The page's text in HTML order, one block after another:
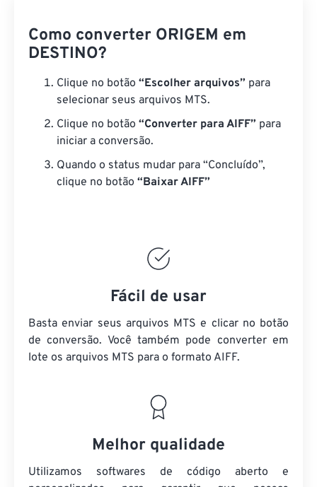
Como converter ORIGEM em
DESTINO?
Clique no botão “Escolher arquivos” para
selecionar seus arquivos MTS.
Clique no botão “Converter para AIFF” para
iniciar a conversão.
Quando o status mudar para “Concluído”,
clique no botão “Baixar AIFF”
Fácil de usar
Basta enviar seus arquivos MTS e clicar no botão
de conversão. Você também pode converter em
lote os arquivos MTS para o formato AIFF.
Melhor qualidade
Utilizamos softwares de código aberto e